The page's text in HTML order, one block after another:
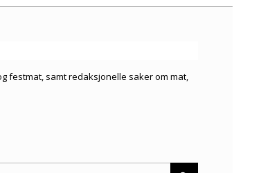
festmat, samt redaksjonelle saker om mat,